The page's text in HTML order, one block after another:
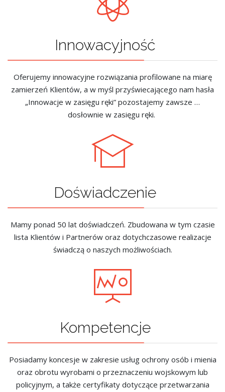
Innowacyjność
Oferujemy innowacyjne rozwiązania profilowane na miarę
zamierzeń Klientów, a w myśl przyświecającego nam hasła
„Innowacje w zasięgu ręki” pozostajemy zawsze …
dosłownie w zasięgu ręki.
Doświadczenie
Mamy ponad 50 lat doświadczeń. Zbudowana w tym czasie
lista Klientów i Partnerów oraz dotychczasowe realizacje
świadczą o naszych możliwościach.
Kompetencje
Posiadamy koncesje w zakresie usług ochrony osób i mienia
oraz obrotu wyrobami o przeznaczeniu wojskowym lub
policyjnym, a także certyfikaty dotyczące przetwarzania